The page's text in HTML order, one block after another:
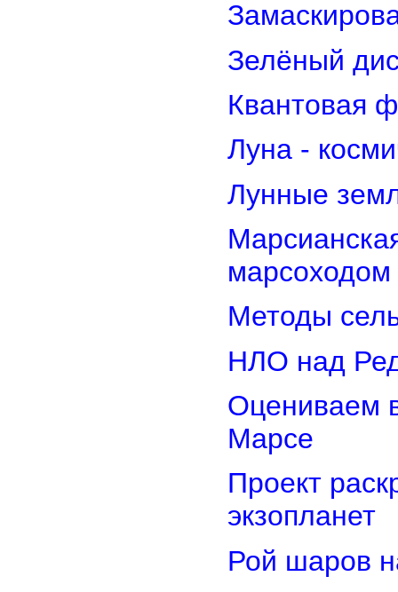
Зелёный
Квантовая
Луна -
Лунные
марсоходом
Методы
НЛО над
Оцениваем
Марсе
Проект
экзопланет
Рой шаров